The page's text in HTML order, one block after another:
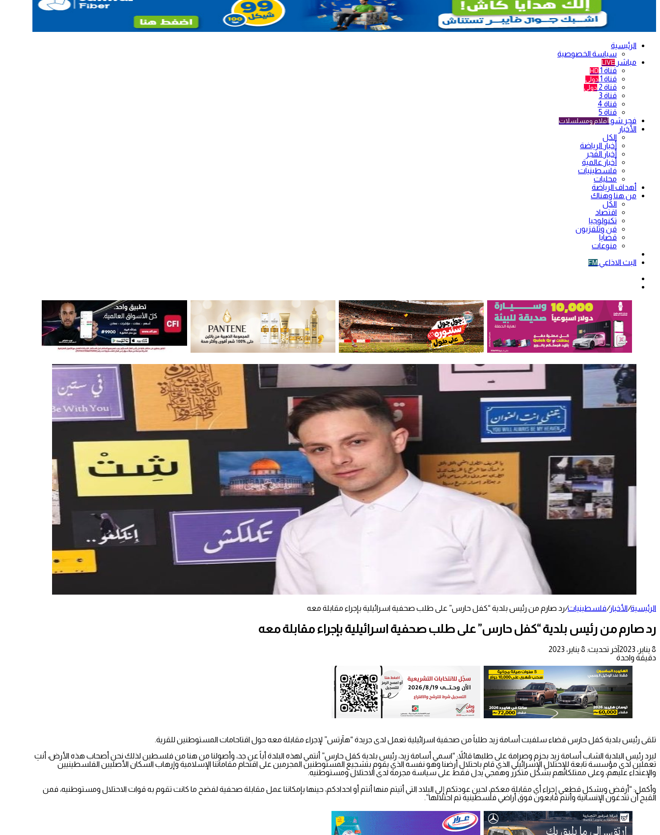
الرئيسية
سياسة الخصوصية
مباشر LIVE
قناة 1 HD
قناة 1 دولي
قناة 2 دولي
قناة 3
قناة 4
قناة 5
فجر شو أفلام ومسلسلات
الأخبار
الكل
أخبار الرياضة
أخبار الفجر
أخبار عالمية
فلسطينيات
محليات
أهداف الرياضة
من هنا وهناك
الكل
اقتصاد
تكنولوجيا
فن وتلفزيون
قضايا
منوعات
البث الاذاعي FM
الرئيسية/الأخبار/فلسطينيات/رد صارم من رئيس بلدية “كفل حارس” على طلب صحفية اسرائيلية بإجراء مقابلة معه
رد صارم من رئيس بلدية “كفل حارس” على طلب صحفية اسرائيلية بإجراء مقابلة معه
8 يناير، 2023
آخر تحديث: 8 يناير، 2023
دقيقة واحدة
تلقى رئيس بلدية كفل حارس قضاء سلفيت أسامة زيد طلباً من صحفية اسرائيلية تعمل لدى جريدة “هآرتس” لإجراء مقابلة معه حول اقتاحامات المستوطنين للقرية.
ليرد رئيس البلدية الشاب أسامة زيد بحزم وصرامة على طلبها قائلاً: “اسمي أسامة زيد، رئيس بلدية كفل حارس” أنتمي لهذه البلدة أباً عن جد، وأصولنا من هنا من فلسطين لذلك نحن أصحاب هذه الأرض، أنتِ
تعملين لدى مؤسسة تابعة للإحتلال الإسرائيلي الذي قام باحتلال أرضنا وهو نفسه الذي يقوم بتشجيع المستوطنين المجرمين على اقتحام مقاماتنا الإسلامية وإرهاب السكان الأصليين الفلسطينيين
والإعتداء عليهم، وعلى ممتلكاتهم بشكل متكرر وهمجي يدل فقط على سياسة مجرمة لدى الاحتلال ومستوطنيه.
وأكمل: “أرفض وبشكل قطعي إجراء أي مقابلة معكم، لحين عودتكم إلى البلاد التي أتيتم منها أنتم أو احدادكم، حينها بإمكاننا عمل مقابلة صحفية لفضح ما كانت تقوم به قوات الاحتلال ومستوطنيه، فمن
القبح أن تتدغون الإنسانية وأنتم قابعون فوق أراضي فلسطينية تم احتلالها”.